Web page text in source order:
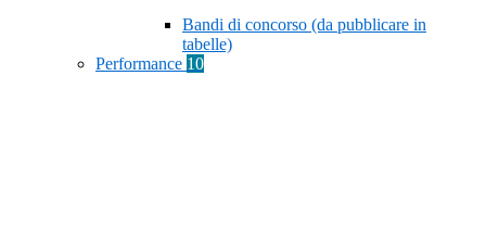
Bandi di concorso (da pubblicare in
tabelle)
Performance 10